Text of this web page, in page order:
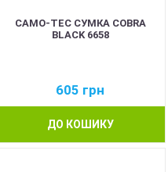
CAMO-TEC СУМКА COBRA
BLACK 6658
605 грн
ДО КОШИКУ